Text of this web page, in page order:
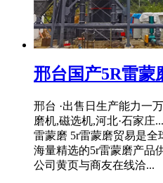
邢台国产5R雷蒙
邢台 ·出售日生产能力一
磨机,磁选机,河北·石家庄
雷蒙磨 5r雷蒙磨贸易是
海量精选的5r雷蒙磨产品
公司黄页与商友在线洽...